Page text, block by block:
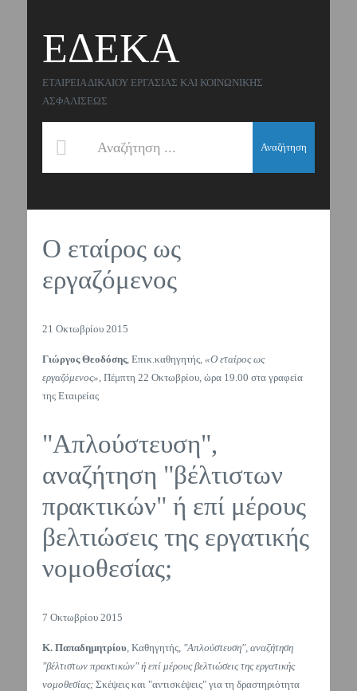
ΕΔΕΚΑ
ΕΤΑΙΡΕΙΑ ΔΙΚΑΙΟΥ ΕΡΓΑΣΙΑΣ ΚΑΙ ΚΟΙΝΩΝΙΚΗΣ
ΑΣΦΑΛΙΣΕΩΣ
Αναζήτηση
Ο εταίρος ως
εργαζόμενος
21 Οκτωβρίου 2015
Γιώργος Θεοδόσης, Επικ.καθηγητής,«Ο εταίρος ως
εργαζόμενος», Πέμπτη 22 Οκτωβρίου, ώρα 19.00 στα γραφεία
της Εταιρείας
"Απλούστευση",
αναζήτηση "βέλτιστων
πρακτικών" ή επί μέρους
βελτιώσεις της εργατικής
νομοθεσίας;
7 Οκτωβρίου 2015
Κ. Παπαδημητρίου, Καθηγητής, "Απλούστευση", αναζήτηση
"βέλτιστων πρακτικών" ή επί μέρους βελτιώσεις της εργατικής
νομοθεσίας;Σκέψεις και "αντισκέψεις" για τη δραστηριότητα